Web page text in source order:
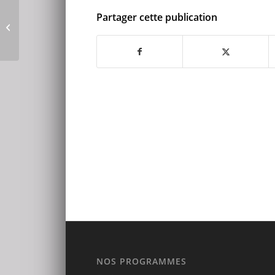
Partager cette publication
NOS PROGRAMMES